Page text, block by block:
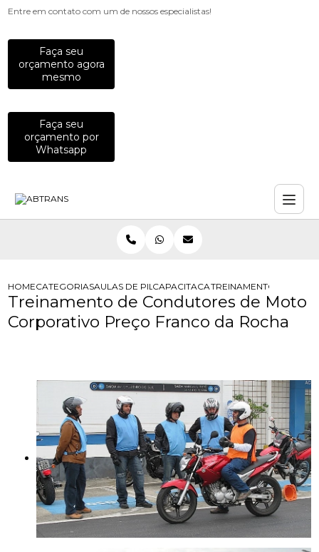
Entre em contato com um de nossos especialistas!
Faça seu
orçamento agora
mesmo
Faça seu
orçamento por
Whatsapp
HOMECATEGORIASAULAS DE PILOTAGEM PARA EMPRESAS
CAPACITACAO PARATREINAMENTO DE
Treinamento de Condutores de Moto
Corporativo Preço Franco da Rocha